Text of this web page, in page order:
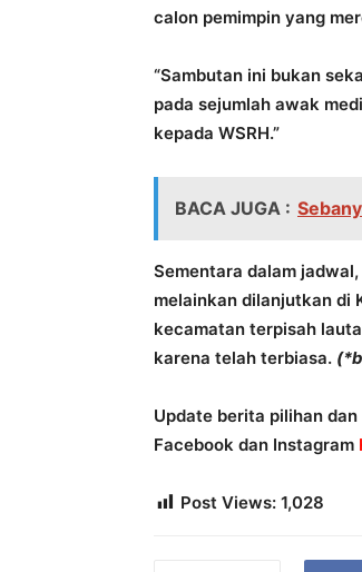
calon pemimpin yang
“Sambutan ini bukan
pada sejumlah awak
kepada WSRH.”
BACA JUGA :
Sementara dalam
melainkan dilanjutkan di
kecamatan terpisah
karena telah terbiasa.
Update berita pilihan
Facebook dan Instagram
Post Views: 1,028